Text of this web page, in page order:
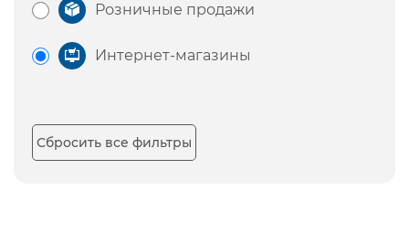
Розничные продажи
Интернет-магазины
Сбросить все фильтры